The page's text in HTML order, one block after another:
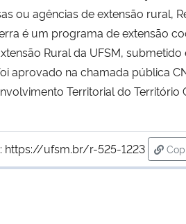
ou agências de extensão rural,
é um programa de extensão
Rural da UFSM,
aprovado na chamada pública
Territorial do Território
https://ufsm.br/r-525-1223